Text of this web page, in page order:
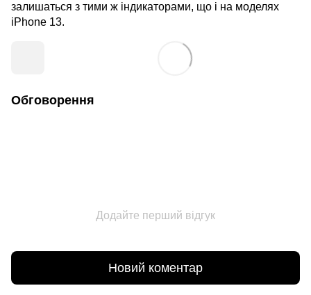
залишаться з тими ж індикаторами, що і на моделях
iPhone 13.
Обговорення
Додайте перший відгук
Новий коментар